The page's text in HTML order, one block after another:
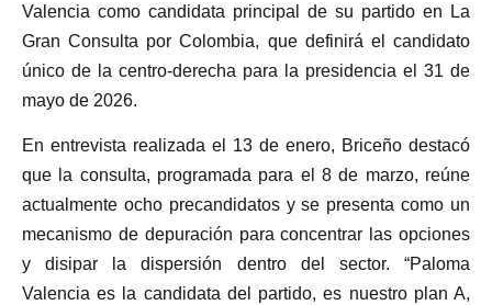
Valencia como candidata principal de su partido en La
Gran Consulta por Colombia, que definirá el candidato
único de la centro-derecha para la presidencia el 31 de
mayo de 2026.
En entrevista realizada el 13 de enero, Briceño destacó
que la consulta, programada para el 8 de marzo, reúne
actualmente ocho precandidatos y se presenta como un
mecanismo de depuración para concentrar las opciones
y disipar la dispersión dentro del sector. “Paloma
Valencia es la candidata del partido, es nuestro plan A,